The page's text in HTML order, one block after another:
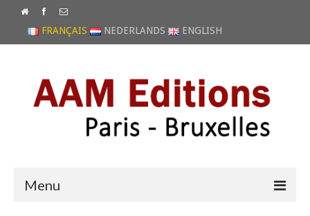
FRANÇAIS NEDERLANDS ENGLISH
Menu